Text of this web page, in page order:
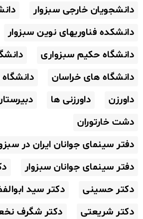
دانشجویان خارجی سبزوار
دانشکده فناوریهای نوین سبزوار
دانشگاه حکیم سبزواری
دانشگاه های خراسان
داورزن
داورزنی ها
دشت خارتوران
دفتر سینمای جوانان ایران در
دفتر سینمای جوانان سبزوار
دکتر حسینی
دکتر سید
دکتر شریعتی
دکتر شگرف